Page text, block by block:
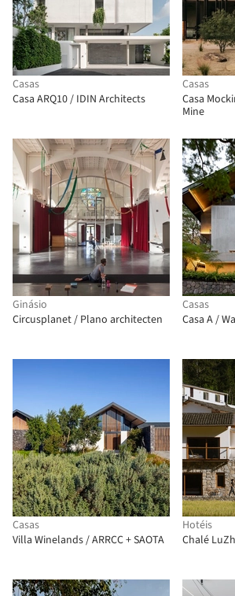
Casas
Casa ARQ10 / IDIN Architects
Casas
Casa
Mine
Ginásio
Circusplanet / Plano architecten
Casas
Casa A /
Casas
Villa Winelands / ARRCC + SAOTA
Hotéis
Chalé